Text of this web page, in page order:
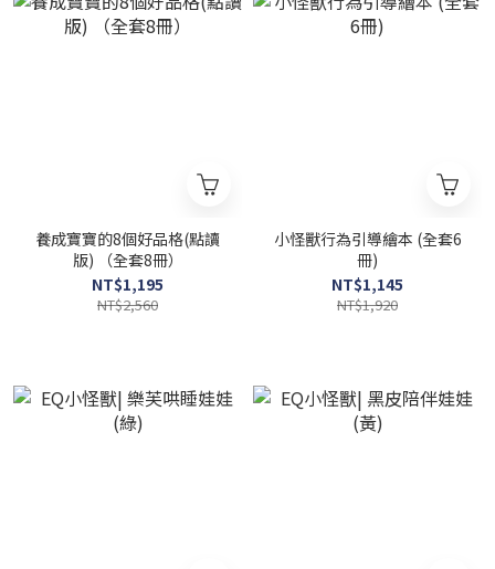
養成寶寶的8個好品格(點讀
版) （全套8冊）
NT$1,195
NT$2,560
小怪獸行為引導繪本 (全套6
冊)
NT$1,145
NT$1,920